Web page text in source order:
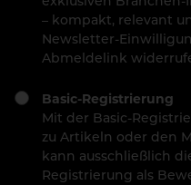
– kompakt, relevant
Newsletter-
Abmeldelink
Basic-Registrierung
Mit der Basic-
zu Artikeln oder den
kann ausschließlich
Registrierung als